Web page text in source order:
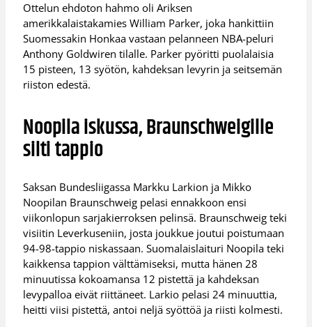
Ottelun ehdoton hahmo oli Ariksen
amerikkalaistakamies William Parker, joka hankittiin
Suomessakin Honkaa vastaan pelanneen NBA-peluri
Anthony Goldwiren tilalle. Parker pyöritti puolalaisia
15 pisteen, 13 syötön, kahdeksan levyrin ja seitsemän
riiston edestä.
Noopila iskussa, Braunschweigille
silti tappio
Saksan Bundesliigassa Markku Larkion ja Mikko
Noopilan Braunschweig pelasi ennakkoon ensi
viikonlopun sarjakierroksen pelinsä. Braunschweig teki
visiitin Leverkuseniin, josta joukkue joutui poistumaan
94-98-tappio niskassaan. Suomalaislaituri Noopila teki
kaikkensa tappion välttämiseksi, mutta hänen 28
minuutissa kokoamansa 12 pistettä ja kahdeksan
levypalloa eivät riittäneet. Larkio pelasi 24 minuuttia,
heitti viisi pistettä, antoi neljä syöttöä ja riisti kolmesti.